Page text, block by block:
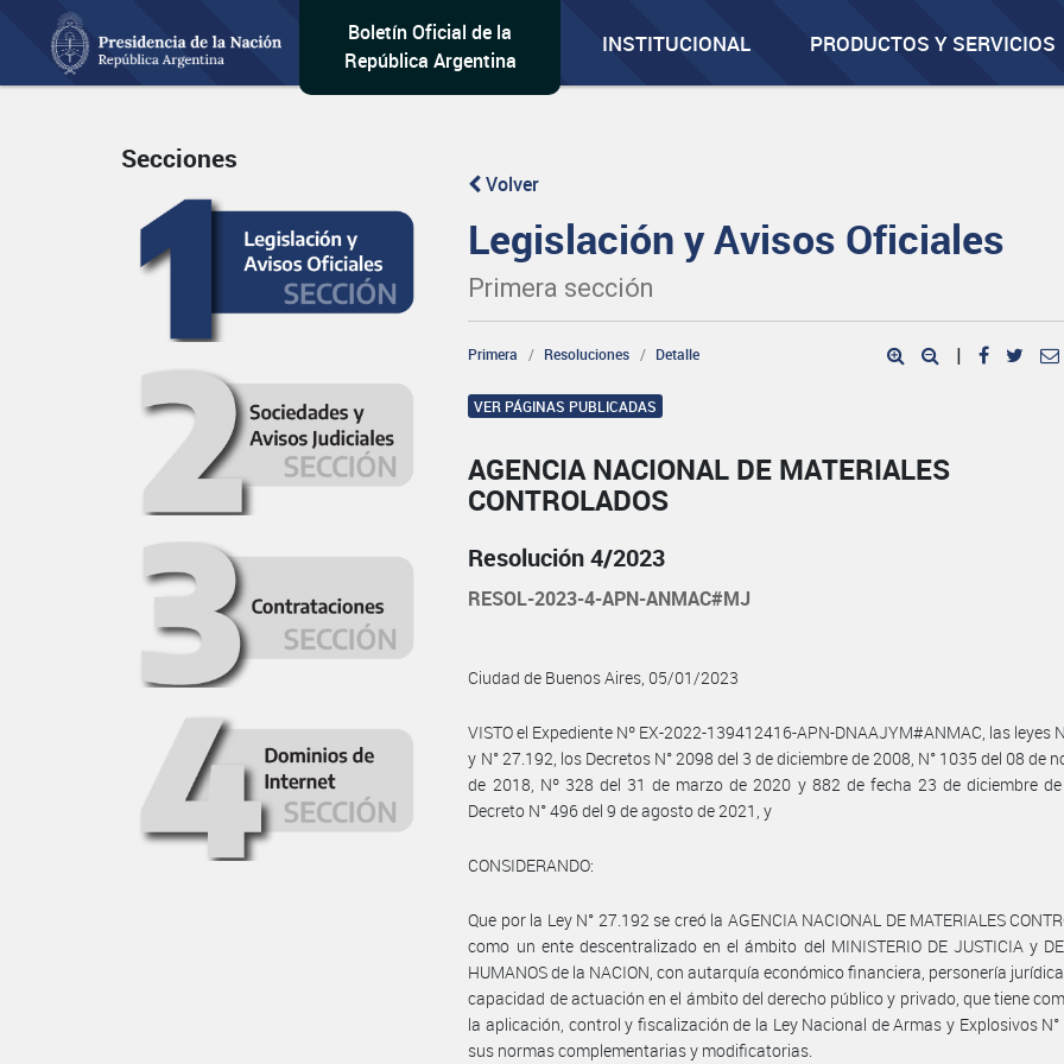
Boletín Oficial de la
República Argentina
INSTITUCIONAL PRODUCTOS Y SERVICIOS
Secciones
Volver
Legislación y Avisos Oficiales
Primera sección
Primera Resoluciones Detalle |
VER PÁGINAS PUBLICADAS
AGENCIA NACIONAL DE MATERIALES
CONTROLADOS
Resolución 4/2023
RESOL-2023-4-APN-ANMAC#MJ
Ciudad de Buenos Aires, 05/01/2023
VISTO el Expediente Nº EX-2022-139412416-APN-DNAAJYM#ANMAC, las leyes
y N° 27.192, los Decretos N° 2098 del 3 de diciembre de 2008, N° 1035 del 08 de
de 2018, Nº 328 del 31 de marzo de 2020 y 882 de fecha 23 de diciembre
Decreto N° 496 del 9 de agosto de 2021, y
CONSIDERANDO:
Que por la Ley N° 27.192 se creó la AGENCIA NACIONAL DE MATERIALES
como un ente descentralizado en el ámbito del MINISTERIO DE JUSTICIA y
HUMANOS de la NACION, con autarquía económico financiera, personería
capacidad de actuación en el ámbito del derecho público y privado, que tiene
la aplicación, control y fiscalización de la Ley Nacional de Armas y Explosivos
sus normas complementarias y modificatorias.